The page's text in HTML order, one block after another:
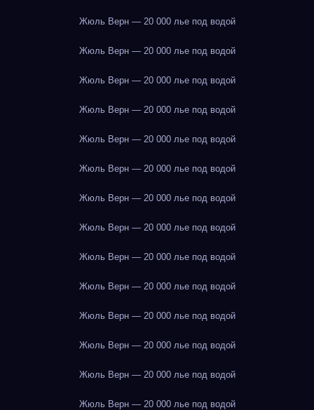
Жюль Верн — 20 000 лье под водой
Жюль Верн — 20 000 лье под водой
Жюль Верн — 20 000 лье под водой
Жюль Верн — 20 000 лье под водой
Жюль Верн — 20 000 лье под водой
Жюль Верн — 20 000 лье под водой
Жюль Верн — 20 000 лье под водой
Жюль Верн — 20 000 лье под водой
Жюль Верн — 20 000 лье под водой
Жюль Верн — 20 000 лье под водой
Жюль Верн — 20 000 лье под водой
Жюль Верн — 20 000 лье под водой
Жюль Верн — 20 000 лье под водой
Жюль Верн — 20 000 лье под водой